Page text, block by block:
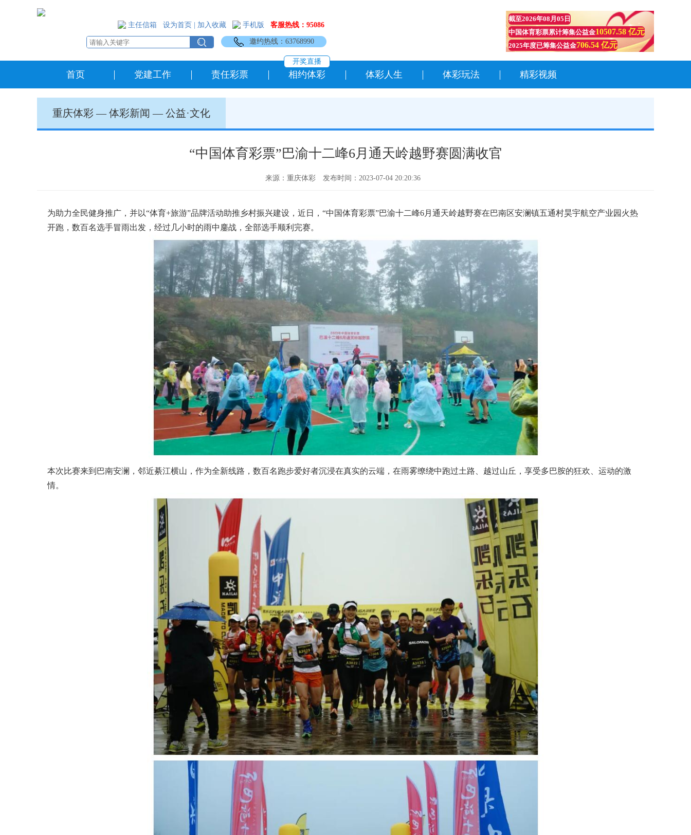
主任信箱 设为首页 加入收藏 手机版 客服热线：95086
邀约热线：63768990
截至2026年08月05日
中国体育彩票累计筹集公益金10507.58 亿元
2025年度已筹集公益金706.54 亿元
首页 党建工作 责任彩票 相约体彩
开奖直播
体彩人生 体彩玩法 精彩视频
重庆体彩—体彩新闻 —公益·文化
“中国体育彩票”巴渝十二峰6月通天岭越野赛圆满收官
来源：重庆体彩 发布时间：2023-07-04 20:20:36
为助力全民健身推广，并以“体育+旅游”品牌活动助推乡村振兴建设，近日，“中国体育彩票”巴渝十二峰6月通天岭越野赛在巴南区安澜镇五通村昊宇航空产业园火热
开跑，数百名选手冒雨出发，经过几小时的雨中鏖战，全部选手顺利完赛。
本次比赛来到巴南安澜，邻近綦江横山，作为全新线路，数百名跑步爱好者沉浸在真实的云端，在雨雾缭绕中跑过土路、越过山丘，享受多巴胺的狂欢、运动的激
情。